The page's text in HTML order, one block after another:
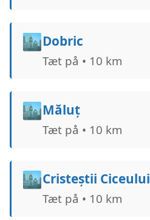
🏙️Dobric
Tæt på • 10 km
🏙️Măluț
Tæt på • 10 km
🏙️Cristeștii Ciceului
Tæt på • 10 km